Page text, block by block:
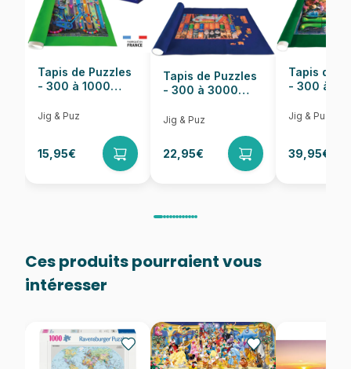
Dimensions 70 x 50 cm
Tapis de Puzzles
- 300 à 1000
Jig & Puz
15,95€
Tapis de Puzzles
- 300 à 3000
Jig & Puz
22,95€
Tapis de
- 300 à
Jig & Puz
39,95€
Ces produits pourraient vous
intéresser